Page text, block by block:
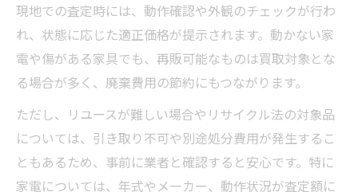
現地での査定時には、動作確認や外観のチェックが行わ
れ、状態に応じた適正価格が提示されます。動かない家
電や傷がある家具でも、再販可能なものは買取対象とな
る場合が多く、廃棄費用の節約にもつながります。
ただし、リユースが難しい場合やリサイクル法の対象品
については、引き取り不可や別途処分費用が発生するこ
ともあるため、事前に業者と確認すると安心です。特に
家電については、年式やメーカー、動作状況が査定額に